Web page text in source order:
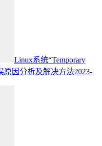
Linux系统“Temporary
原因分析及解决方法2023-